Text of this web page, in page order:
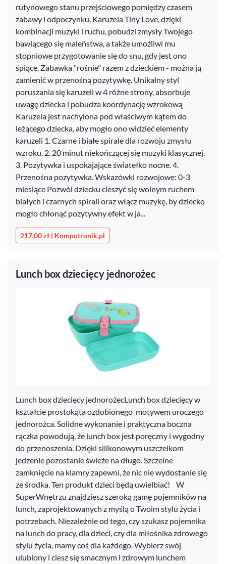
rutynowego stanu przejściowego pomiędzy czasem
zabawy i odpoczynku. Karuzela Tiny Love, dzięki
kombinacji muzyki i ruchu, pobudzi zmysły Twojego
bawiącego się maleństwa, a także umożliwi mu
stopniowe przygotowanie się do snu, gdy jest ono
śpiące. Zabawka "rośnie" razem z dzieckiem - można ją
zamienić w przenośną pozytywkę. Unikalny styl
poruszania się karuzeli w 4 różne strony, absorbuje
uwagę dziecka i pobudza koordynację wzrokową
Karuzela jest nachylona pod właściwym kątem do
leżącego dziecka, aby mogło ono widzieć elementy
karuzeli 1. Czarne i białe spirale dla rozwoju zmysłu
wzroku. 2. 20 minut niekończącej się muzyki klasycznej.
3. Pozytywka i uspokajające światełko nocne. 4.
Przenośna pozytywka. Wskazówki rozwojowe: 0-3
miesiące Pozwól dziecku cieszyć się wolnym ruchem
białych i czarnych spirali oraz włącz muzykę, by dziecko
mogło chłonąć pozytywny efekt w ja...
217,00 zł | Komputronik.pl
Lunch box dziecięcy jednorożec
Lunch box dziecięcy jednorożecLunch box dziecięcy w
kształcie prostokąta ozdobionego motywem uroczego
jednorożca. Solidne wykonanie i praktyczna boczna
rączka powodują, że lunch box jest poręczny i wygodny
do przenoszenia. Dzięki silikonowym uszczelkom
jedzenie pozostanie świeże na długo. Szczelne
zamknięcie na klamry zapewni, że nic nie wydostanie się
ze środka. Ten produkt dzieci będą uwielbiać! W
SuperWnętrzu znajdziesz szeroką gamę pojemników na
lunch, zaprojektowanych z myślą o Twoim stylu życia i
potrzebach. Niezależnie od tego, czy szukasz pojemnika
na lunch do pracy, dla dzieci, czy dla miłośnika zdrowego
stylu życia, mamy coś dla każdego. Wybierz swój
ulubiony i ciesz się smacznym i zdrowym lunchem